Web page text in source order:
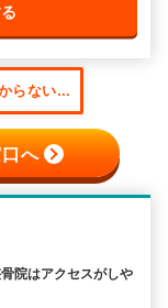
らない...
へ
院はアクセスがしや